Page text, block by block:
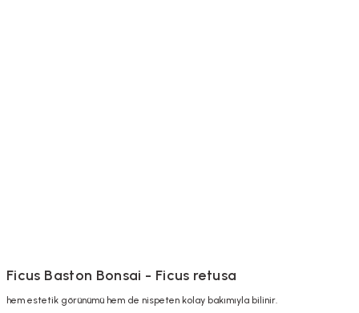
Ficus Baston Bonsai - Ficus retusa
hem estetik görünümü hem de nispeten kolay bakımıyla bilinir.